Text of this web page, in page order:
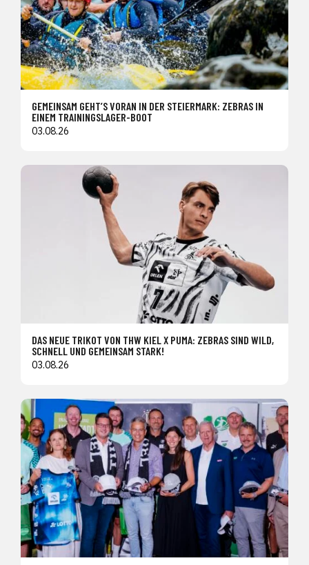
GEMEINSAM GEHT’S VORAN IN DER STEIERMARK: ZEBRAS IN
EINEM TRAININGSLAGER-BOOT
03.08.26
DAS NEUE TRIKOT VON THW KIEL X PUMA: ZEBRAS SIND WILD,
SCHNELL UND GEMEINSAM STARK!
03.08.26